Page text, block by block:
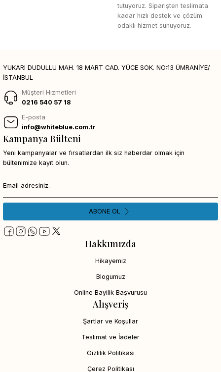
tutuyoruz. Siparişten teslimata
kadar hızlı destek ve çözüm
odaklı hizmet sunuyoruz.
YUKARI DUDULLU MAH. 18 MART CAD. YÜCE SOK. NO:13 ÜMRANİYE/
İSTANBUL
Müşteri Hizmetleri
0216 540 57 18
E-posta
info@whiteblue.com.tr
Hakkımızda
Hikayemiz
Blogumuz
Online Bayilik Başvurusu
Alışveriş
Şartlar ve Koşullar
Teslimat ve İadeler
Gizlilik Politikası
Çerez Politikası
Kampanya Bülteni
Yeni kampanyalar ve fırsatlardan ilk siz haberdar olmak için
bültenimize kayıt olun.
ABONE OL